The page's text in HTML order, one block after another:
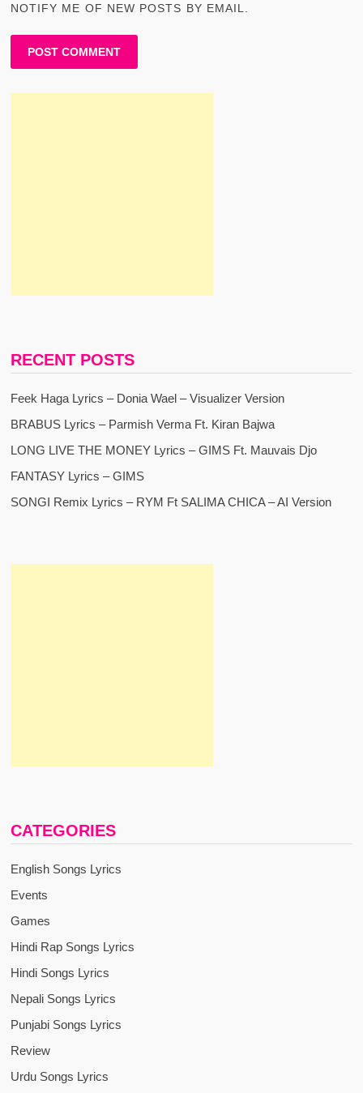
NOTIFY ME OF NEW POSTS BY EMAIL.
RECENT POSTS
Feek Haga Lyrics – Donia Wael – Visualizer Version
BRABUS Lyrics – Parmish Verma Ft. Kiran Bajwa
LONG LIVE THE MONEY Lyrics – GIMS Ft. Mauvais Djo
FANTASY Lyrics – GIMS
SONGI Remix Lyrics – RYM Ft SALIMA CHICA – AI Version
CATEGORIES
English Songs Lyrics
Events
Games
Hindi Rap Songs Lyrics
Hindi Songs Lyrics
Nepali Songs Lyrics
Punjabi Songs Lyrics
Review
Urdu Songs Lyrics